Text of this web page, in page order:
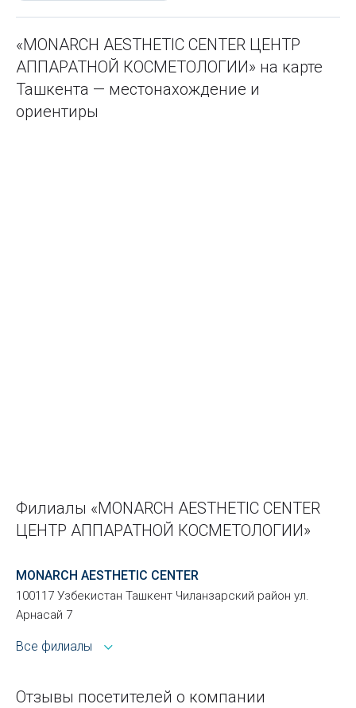
«MONARCH AESTHETIC CENTER ЦЕНТР
АППАРАТНОЙ КОСМЕТОЛОГИИ» на карте
Ташкента — местонахождение и
ориентиры
Филиалы «MONARCH AESTHETIC CENTER
ЦЕНТР АППАРАТНОЙ КОСМЕТОЛОГИИ»
MONARCH AESTHETIC CENTER
100117 Узбекистан Ташкент Чиланзарский район ул.
Арнасай 7
Все филиалы
Отзывы посетителей о компании